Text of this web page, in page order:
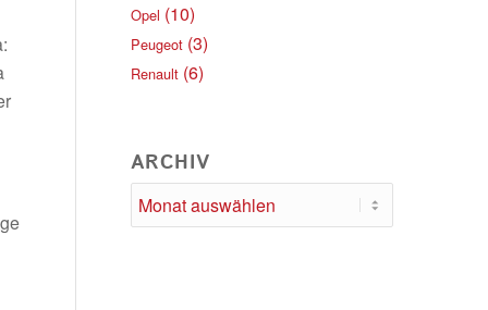
Opel (10)
Peugeot(3)
Renault(6)
ARCHIV